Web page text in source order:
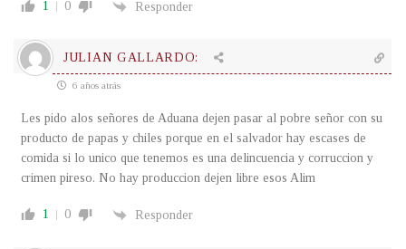
1 0 Responder
JULIAN GALLARDO:
6 años atrás
Les pido alos señores de Aduana dejen pasar al pobre señor con su
producto de papas y chiles porque en el salvador hay escases de
comida si lo unico que tenemos es una delincuencia y corruccion y
crimen pireso. No hay produccion dejen libre esos Alim
1 0 Responder